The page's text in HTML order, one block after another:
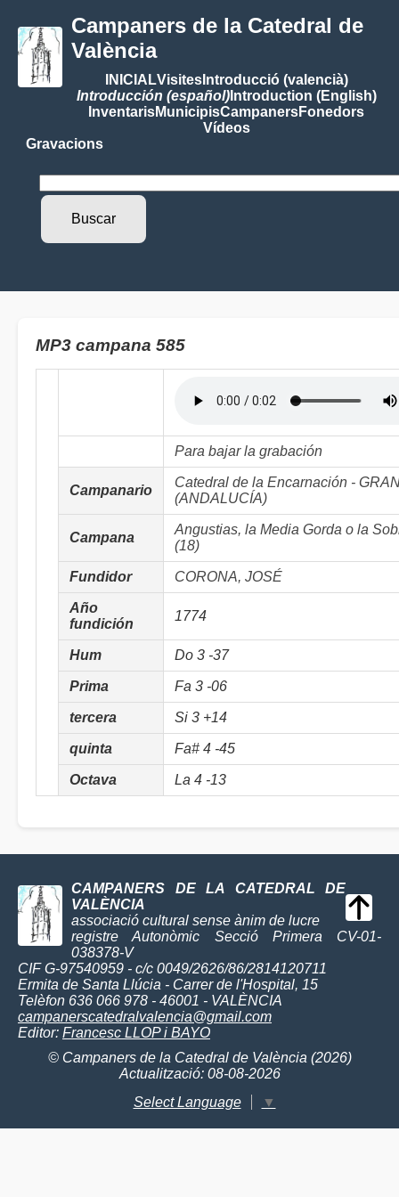
Campaners de la Catedral de
València
INICIALVisitesIntroducció (valencià)
Introducción (español)Introduction (English)
InventarisMunicipisCampanersFonedors
Vídeos
Gravacions
MP3 campana 585
Para bajar la grabación
Campanario
Catedral de la Encarnación -
(ANDALUCÍA)
Campana
Angustias, la Media Gorda o la
(18)
Fundidor CORONA, JOSÉ
Año
fundición
1774
Hum Do 3 -37
Prima Fa 3 -06
tercera Si 3 +14
quinta Fa# 4 -45
Octava La 4 -13
CAMPANERS DE LA CATEDRAL DE
VALÈNCIA
associació cultural sense ànim de lucre
registre Autonòmic Secció Primera CV-01-
038378-V
CIF G-97540959 - c/c 0049/2626/86/2814120711
Ermita de Santa Llúcia - Carrer de l'Hospital, 15
Telèfon 636 066 978 - 46001 - VALÈNCIA
campanerscatedralvalencia@gmail.com
Editor: Francesc LLOP i BAYO
© Campaners de la Catedral de València (2026)
Actualització: 08-08-2026
Select Language
▼